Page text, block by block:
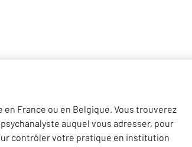
en France ou en Belgique. Vous trouverez
auquel vous adresser, pour
contrôler votre pratique en institution